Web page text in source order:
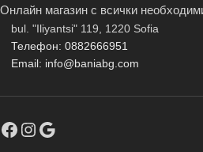
Онлайн магазин с всички
bul. "Iliyantsi" 119, 1220 Sofia
Телефон: 0882666951
Email: info@baniabg.com